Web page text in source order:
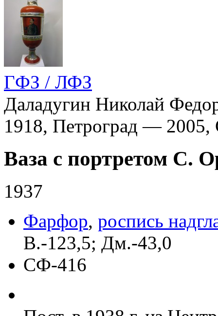
ГФЗ / ЛФЗ
Даладугин Николай
1918, Петроград — 2005,
Ваза с портретом С.
1937
Фарфор, роспись
В.-123,5; Дм.-43,0
СФ-416